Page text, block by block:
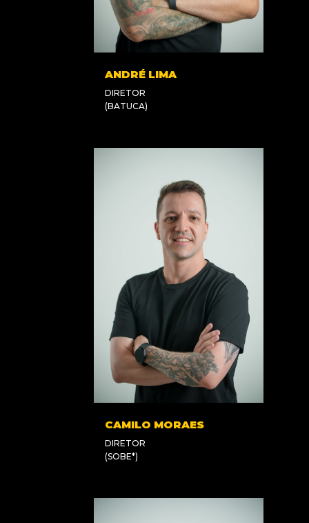
ANDRÉ LIMA
DIRETOR
(BATUCA)
CAMILO MORAES
DIRETOR
(SOBE*)